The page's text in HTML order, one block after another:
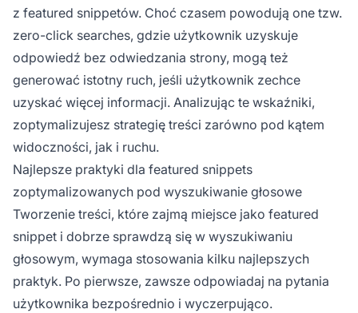
z featured snippetów. Choć czasem powodują one tzw.
zero-click searches, gdzie użytkownik uzyskuje
odpowiedź bez odwiedzania strony, mogą też
generować istotny ruch, jeśli użytkownik zechce
uzyskać więcej informacji. Analizując te wskaźniki,
zoptymalizujesz strategię treści zarówno pod kątem
widoczności, jak i ruchu.
Najlepsze praktyki dla featured snippets
zoptymalizowanych pod wyszukiwanie głosowe
Tworzenie treści, które zajmą miejsce jako featured
snippet i dobrze sprawdzą się w wyszukiwaniu
głosowym, wymaga stosowania kilku najlepszych
praktyk. Po pierwsze, zawsze odpowiadaj na pytania
użytkownika bezpośrednio i wyczerpująco.